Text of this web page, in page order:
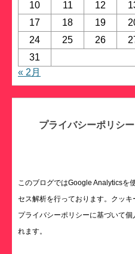
10
11 12
17
18 19
24
25 26
31
« 2月
プライバシーポリシー
このブログではGoogle Analyticsを
セス解析を行っております。クッ
プライバシーポリシーに基づいて
れます。